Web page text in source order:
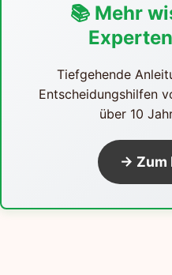
📚 Mehr
Tiefgehende
Entscheidungshilfen
über 10
→ Zum